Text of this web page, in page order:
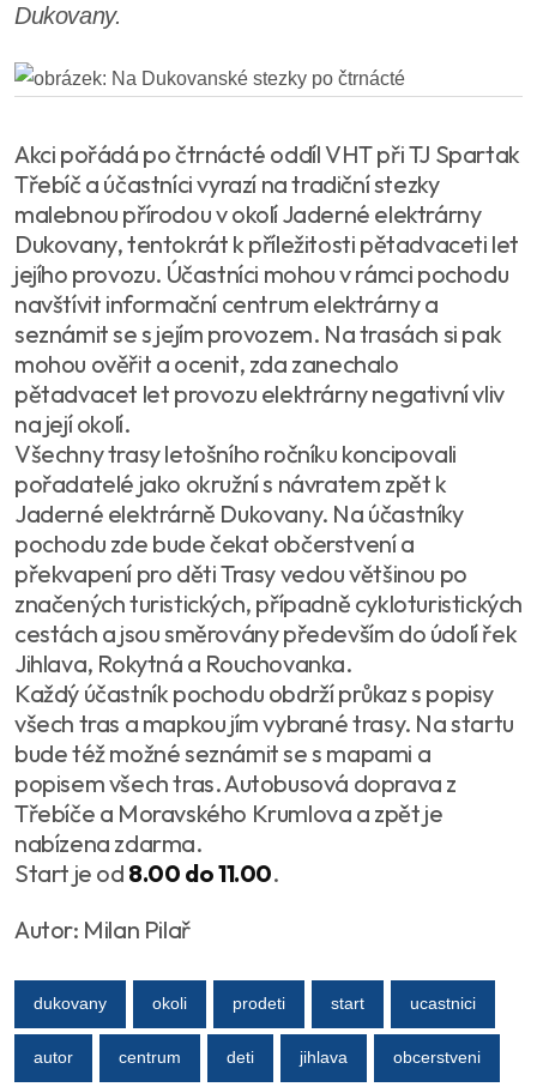
Dukovany.
Akci pořádá po čtrnácté oddíl VHT při TJ Spartak
Třebíč a účastníci vyrazí na tradiční stezky
malebnou přírodou v okolí Jaderné elektrárny
Dukovany, tentokrát k příležitosti pětadvaceti let
jejího provozu. Účastníci mohou v rámci pochodu
navštívit informační centrum elektrárny a
seznámit se s jejím provozem. Na trasách si pak
mohou ověřit a ocenit, zda zanechalo
pětadvacet let provozu elektrárny negativní vliv
na její okolí.
Všechny trasy letošního ročníku koncipovali
pořadatelé jako okružní s návratem zpět k
Jaderné elektrárně Dukovany. Na účastníky
pochodu zde bude čekat občerstvení a
překvapení pro děti Trasy vedou většinou po
značených turistických, případně cykloturistických
cestách a jsou směrovány především do údolí řek
Jihlava, Rokytná a Rouchovanka.
Každý účastník pochodu obdrží průkaz s popisy
všech tras a mapkou jím vybrané trasy. Na startu
bude též možné seznámit se s mapami a
popisem všech tras. Autobusová doprava z
Třebíče a Moravského Krumlova a zpět je
nabízena zdarma.
Start je od 8.00 do 11.00.
Autor: Milan Pilař
dukovany okoli prodeti start ucastnici
autor centrum deti jihlava obcerstveni